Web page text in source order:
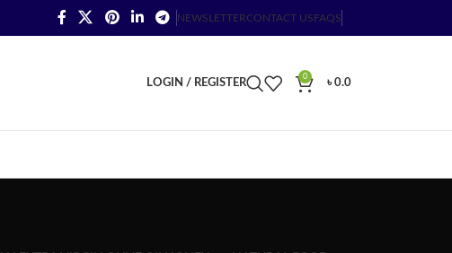
NEWSLETTERCONTACT USFAQS
LOGIN / REGISTER
0
৳0.0